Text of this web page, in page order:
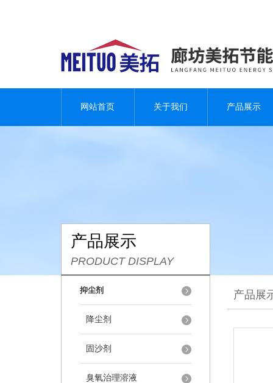
网站首页 关于我们 产品展示
产品展示
PRODUCT DISPLAY
抑尘剂
降尘剂
固沙剂
臭氧治理溶液
产品展